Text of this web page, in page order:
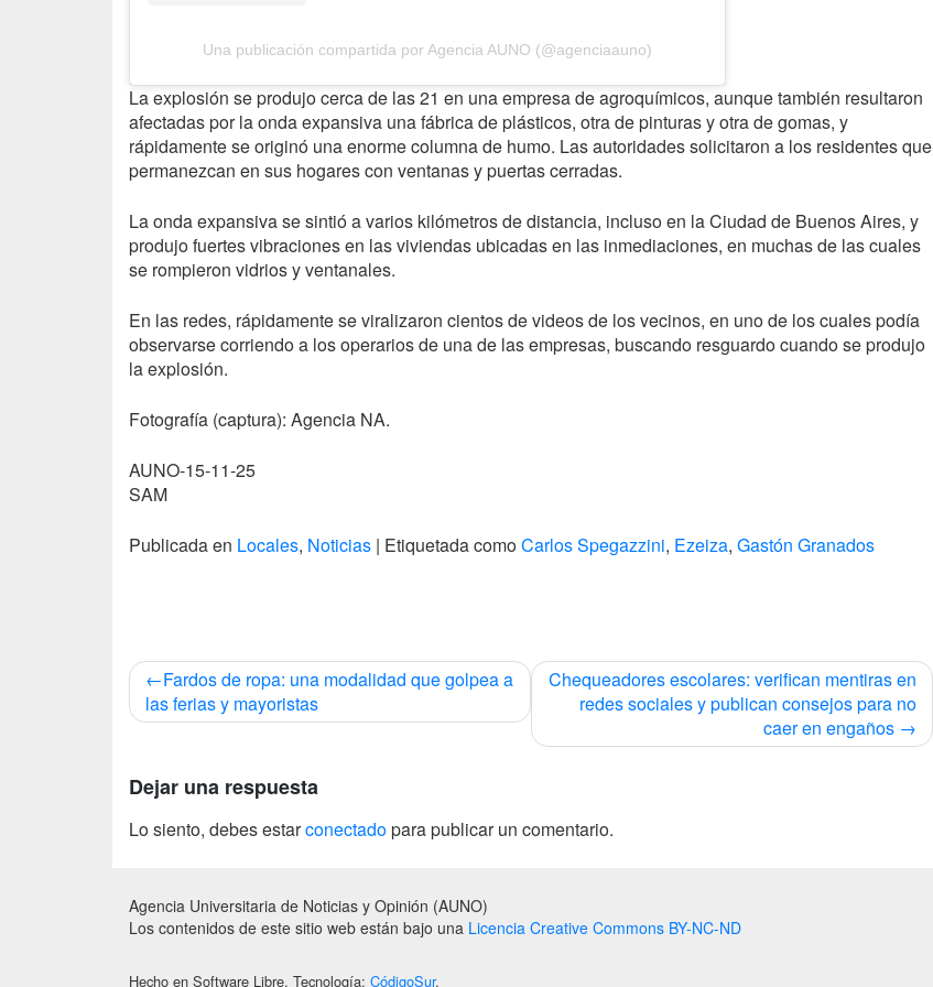
Una publicación compartida por Agencia AUNO (@agenciaauno)
La explosión se produjo cerca de las 21 en una empresa de agroquímicos, aunque también resultaron
afectadas por la onda expansiva una fábrica de plásticos, otra de pinturas y otra de gomas, y
rápidamente se originó una enorme columna de humo. Las autoridades solicitaron a los residentes que
permanezcan en sus hogares con ventanas y puertas cerradas.
La onda expansiva se sintió a varios kilómetros de distancia, incluso en la Ciudad de Buenos Aires, y
produjo fuertes vibraciones en las viviendas ubicadas en las inmediaciones, en muchas de las cuales
se rompieron vidrios y ventanales.
En las redes, rápidamente se viralizaron cientos de videos de los vecinos, en uno de los cuales podía
observarse corriendo a los operarios de una de las empresas, buscando resguardo cuando se produjo
la explosión.
Fotografía (captura): Agencia NA.
AUNO-15-11-25
SAM
Publicada en Locales, Noticias | Etiquetada comoCarlos Spegazzini, Ezeiza, Gastón Granados
Navegación
de
Fardos de ropa: una modalidad que golpea a
las ferias y mayoristas
Chequeadores escolares: verifican mentiras en
redes sociales y publican consejos para no
caer en engaños
Dejar una respuesta
Lo siento, debes estarconectadopara publicar un comentario.
Agencia Universitaria de Noticias y Opinión (AUNO)
Los contenidos de este sitio web están bajo una Licencia Creative Commons BY-NC-ND
Hecho en Software Libre. Tecnología: CódigoSur.